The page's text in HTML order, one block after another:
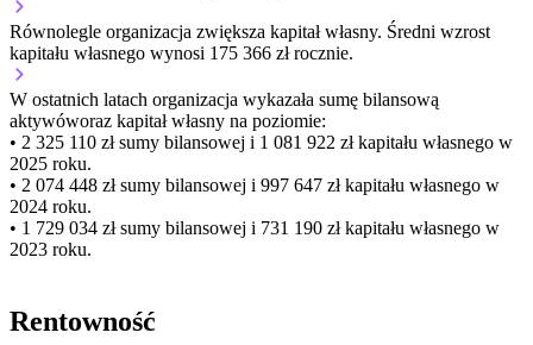
Równolegle organizacja zwiększa kapitał własny. Średni wzrost
kapitału własnego wynosi 175 366 zł rocznie.
W ostatnich latach organizacja wykazała sumę bilansową
aktywóworaz kapitał własny na poziomie:
• 2 325 110 złsumy bilansowej i 1 081 922 zł kapitału własnego w
2025 roku.
• 2 074 448 złsumy bilansowej i 997 647 zł kapitału własnego w
2024 roku.
• 1 729 034 złsumy bilansowej i 731 190 zł kapitału własnego w
2023 roku.
Rentowność